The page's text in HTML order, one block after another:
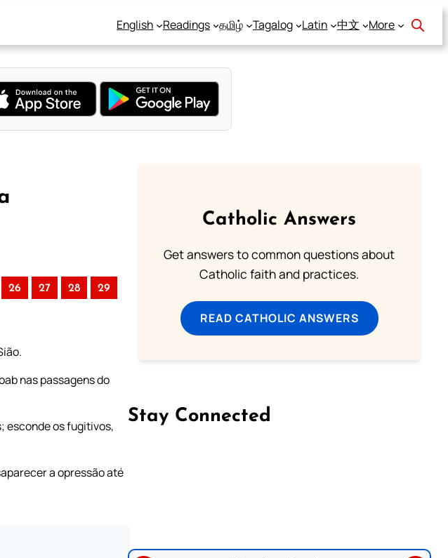
English Readings தமிழ் Tagalog Latin 中文 More
26 27 28 29
nas passagens do
esconde os fugitivos,
a opressão até
Catholic Answers
Get answers to common questions about
Catholic faith and practices.
READ CATHOLIC ANSWERS
Stay Connected